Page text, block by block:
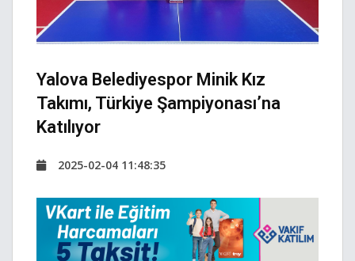
Yalova Belediyespor Minik Kız
Takımı, Türkiye Şampiyonası’na
Katılıyor
2025-02-04 11:48:35